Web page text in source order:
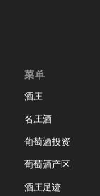
菜单
酒庄
名庄酒
葡萄酒投资
葡萄酒产区
酒庄足迹